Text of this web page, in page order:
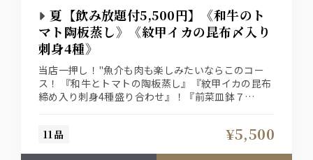
夏【飲み放題付5,500円】《和牛のト
マト陶板蒸し》《紋甲イカの昆布〆入り
刺身4種》
当店一押し！"魚介も肉も楽しみたいならこのコー
ス！ 『和牛とトマトの陶板蒸し』『紋甲イカの昆布
締め入り刺身4種盛り合わせ』！『前菜皿鉢７
題付きプラン 5,500円（税込）
11品 ¥5,500